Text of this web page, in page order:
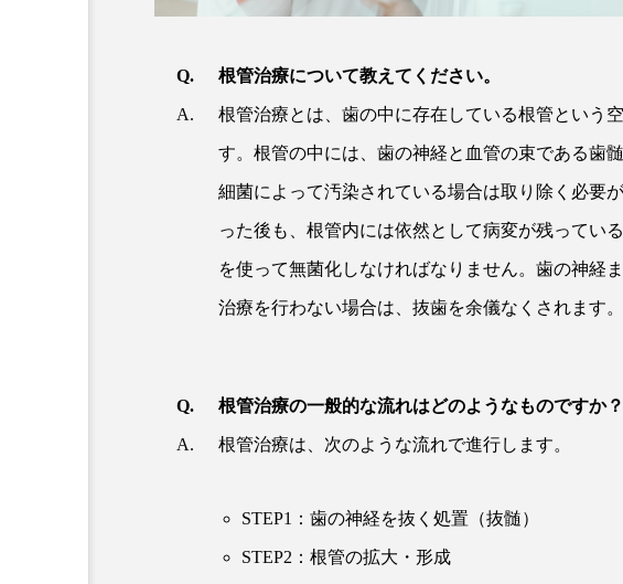
根管治療について教えてください。
根管治療とは、歯の中に存在している根管という
す。根管の中には、歯の神経と血管の束である歯
細菌によって汚染されている場合は取り除く必要
った後も、根管内には依然として病変が残ってい
を使って無菌化しなければなりません。歯の神経
治療を行わない場合は、抜歯を余儀なくされます。
根管治療の一般的な流れはどのようなものですか？
根管治療は、次のような流れで進行します。
STEP1：歯の神経を抜く処置（抜髄）
STEP2：根管の拡大・形成